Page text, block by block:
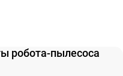
робота-пылесоса